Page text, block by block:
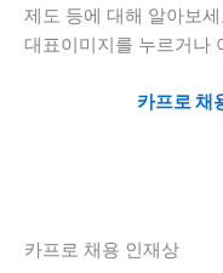
제도 등에 대해 알아보
대표이미지를 누르거나
카프로 채
카프로 채용 인재상